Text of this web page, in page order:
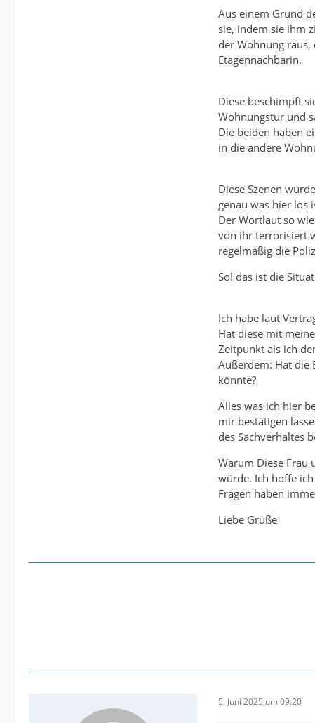
Aus einem Grund
sie, indem sie ihm
der Wohnung
Etagennachbarin.
Diese beschimpft
Wohnungstür und
Die beiden haben
in die andere
Diese Szenen
genau was hier los
Der Wortlaut so
von ihr terrorisiert
regelmäßig die
So! das ist die
Ich habe laut
Hat diese mit
Zeitpunkt als ich
Außerdem: Hat die
könnte?
Alles was ich hier
mir bestätigen
des Sachverhaltes
Warum Diese Frau
würde. Ich hoffe
Fragen haben
Liebe Grüße
5. Juni 2025 um 09:20